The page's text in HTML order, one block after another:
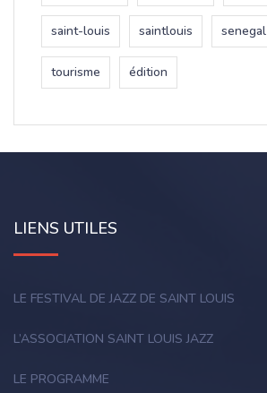
saint-louis saintlouis senegal
tourisme édition
LIENS UTILES
LE FESTIVAL DE JAZZ DE SAINT LOUIS
L’ASSOCIATION SAINT LOUIS JAZZ
LE PROGRAMME